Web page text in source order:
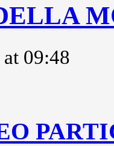
09:48